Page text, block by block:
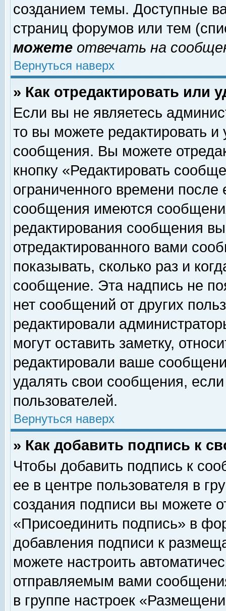
созданием темы. Доступные
страниц форумов или тем
можете отвечать на
Вернуться наверх
» Как отредактировать или
Если вы не являетесь
то вы можете редактировать и
сообщения. Вы можете
кнопку «Редактировать
ограниченного времени
сообщения имеются
редактирования сообщения
отредактированного вами
показывать, сколько раз и
сообщение. Эта надпись не
нет сообщений от других
редактировали
могут оставить заметку,
редактировали ваше
удалять свои сообщения,
пользователей.
Вернуться наверх
» Как добавить подпись к
Чтобы добавить подпись к
ее в центре пользователя в
создания подписи вы можете
«Присоединить подпись» в
добавления подписи к
можете настроить
отправляемым вами
в группе настроек